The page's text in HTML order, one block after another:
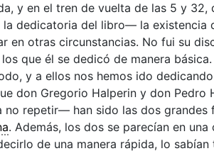
y en el tren de vuelta de las 5 y
dedicatoria del libro— la existencia
en otras circunstancias. No fui su
que él se dedicó de manera
y a ellos nos hemos ido
don Gregorio Halperin y don Pedro
no repetir— han sido las dos
. Además, los dos se parecían en
de una manera rápida, lo